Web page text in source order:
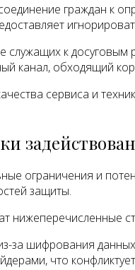
граждан к
к
канал, обходящий
сервиса и
ограничения и
защиты.
нижеперечисленные
за шифрования
что